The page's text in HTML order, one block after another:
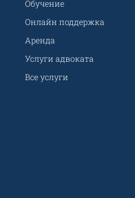
Обучение
Онлайн поддержка
Аренда
Услуги адвоката
Все услуги